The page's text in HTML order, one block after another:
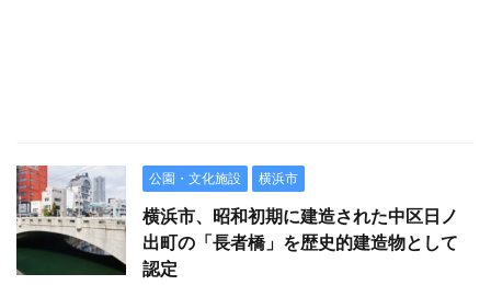
公園・文化施設 横浜市
横浜市、昭和初期に建造された中区日ノ
出町の「長者橋」を歴史的建造物として
認定